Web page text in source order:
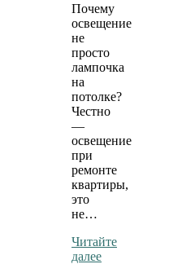
Почему
освещение
не
просто
лампочка
на
потолке?
Честно
—
освещение
при
ремонте
квартиры,
это
не…
Читайте
далее